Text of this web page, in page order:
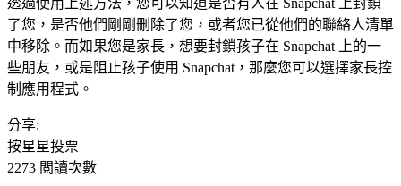
了您，是否他們剛剛刪除了您，或者您已從他們的聯絡人清單
中移除。而如果您是家長，想要封鎖孩子在 Snapchat 上的一
些朋友，或是阻止孩子使用 Snapchat，那麼您可以選擇家長控
制應用程式。
分享:
按星星投票
2273 閲讀次數